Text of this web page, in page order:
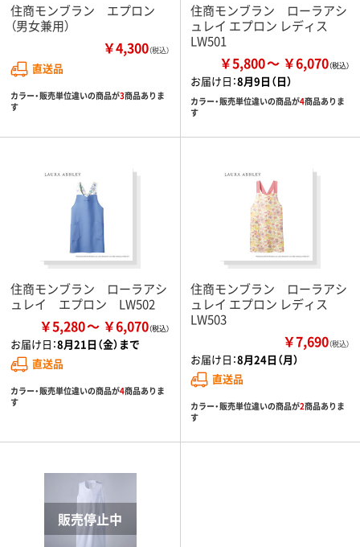
住商モンブラン エプロン
（男女兼用）
￥4,300（税込）
直送品
カラー・販売単位違いの商品が3商品ありま
す
住商モンブラン ローラアシ
ュレイ エプロン レディス
LW501
￥5,800 ￥6,070
お届け日：8月9日（日）
カラー・販売単位違いの商品が4商品ありま
す
住商モンブラン ローラアシ
ュレイ エプロン LW502
￥5,280 ￥6,070
お届け日：8月21日（金）まで
直送品
カラー・販売単位違いの商品が4商品ありま
す
住商モンブラン ローラアシ
ュレイ エプロン レディス
LW503
￥7,690（税込）
お届け日：8月24日（月）
直送品
カラー・販売単位違いの商品が2商品ありま
す